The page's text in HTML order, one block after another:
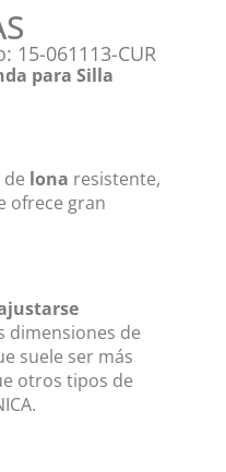
15-061113-CUR
para Silla
lona resistente,
ofrece gran
dimensiones de
suele ser más
otros tipos de